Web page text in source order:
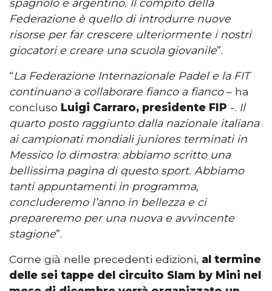
spagnolo e argentino. Il compito della
Federazione è quello di introdurre nuove
risorse per far crescere ulteriormente i nostri
giocatori e creare una scuola giovanile”.
“La Federazione Internazionale Padel e la FIT
continuano a collaborare fianco a fianco– ha
concluso Luigi Carraro, presidente FIP -. Il
quarto posto raggiunto dalla nazionale italiana
ai campionati mondiali juniores terminati in
Messico lo dimostra: abbiamo scritto una
bellissima pagina di questo sport. Abbiamo
tanti appuntamenti in programma,
concluderemo l’anno in bellezza e ci
prepareremo per una nuova e avvincente
stagione”.
Come già nelle precedenti edizioni, al termine
delle sei tappe del circuito Slam by Mini nel